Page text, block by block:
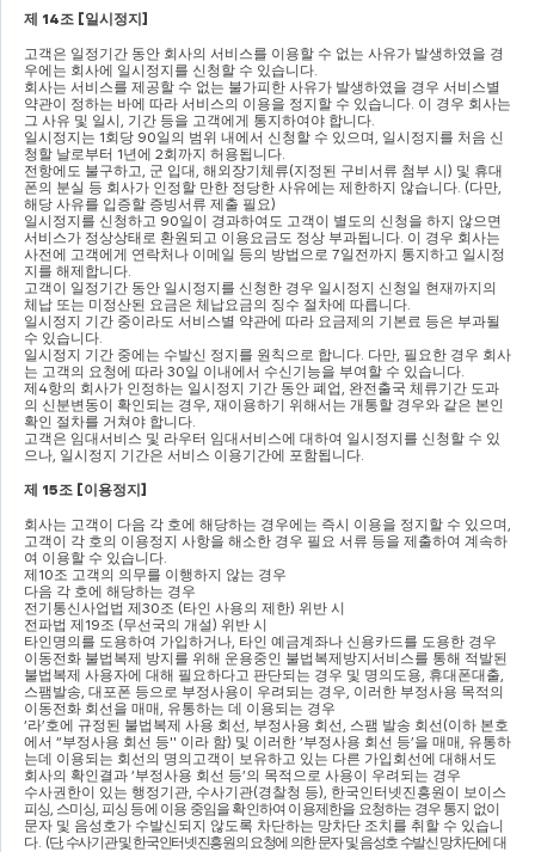
제 14조 [일시정지]
고객은 일정기간 동안 회사의 서비스를 이용할 수 없는 사유가 발생하였을 경
우에는 회사에 일시정지를 신청할 수 있습니다
회사는 서비스를 제공할 수 없는 불가피한 사유가 발생하였을 경우 서비스별
약관이 정하는 바에 따라 서비스의 이용을 정지할 수 있습니다 이 경우 회사는
그 사유 및 일시
기간 등을 고객에게 통지하여야 합니다
일시정지는 1회당 90일의 범위 내에서 신청할 수 있으며 일시정지를 처음 신
청할 날로부터 1년에 2회까지 허용됩니다
전항에도 불구하고
군 입대 해외장기체류(지정된 구비서류 첨부 시) 및 휴대
폰의 분실 등 회사가 인정할 만한 정당한 사유에는 제한하지 않습니다 . (다만
해당 사유를 입증할 증빙서류 제출 필요)
일시정지를 신청하고 90일이 경과하여도 고객이 별도의 신청을 하지 않으면
서비스가 정상상태로 환원되고 이용요금도 정상 부과됩니다 이 경우 회사는
사전에 고객에게 연락처나 이메일 등의 방법으로 7일전까지 통지하고 일시정
지를 해제합니다
고객이 일정기간 동안 일시정지를 신청한 경우 일시정지 신청일 현재까지의
체납 또는 미정산된 요금은 체납요금의 징수 절차에 따릅니다
일시정지 기간 중이라도 서비스별 약관에 따라 요금제의 기본료 등은 부과될
수 있습니다
일시정지 기간 중에는 수발신 정지를 원칙으로 합니다 다만 필요한 경우 회사
는 고객의 요청에 따라 30일 이내에서 수신기능을 부여할 수 있습니다
제4항의 회사가 인정하는 일시정지 기간 동안 폐업 완전출국 체류기간 도과
의 신분변동이 확인되는 경우 재이용하기 위해서는 개통할 경우와 같은 본인
확인 절차를 거쳐야 합니다
고객은 임대서비스 및 라우터 임대서비스에 대하여 일시정지를 신청할 수 있
으나 일시정지 기간은 서비스 이용기간에 포함됩니다
제 15조 [이용정지]
회사는 고객이 다음 각 호에 해당하는 경우에는 즉시 이용을 정지할 수 있으며
고객이 각 호의 이용정지 사항을 해소한 경우 필요 서류 등을 제출하여 계속하
여 이용할 수 있습니다
제10조 고객의 의무를 이행하지 않는 경우
다음 각 호에 해당하는 경우
전기통신사업법 제30조 (타인 사용의 제한) 위반 시
전파법 제19조 (무선국의 개설) 위반 시
타인명의를 도용하여 가입하거나 타인 예금계좌나 신용카드를 도용한 경우
이동전화 불법복제 방지를 위해 운용중인 불법복제방지서비스를 통해 적발된
불법복제 사용자에 대해 필요하다고 판단되는 경우 및 명의도용 휴대폰대출
스팸발송 대포폰 등으로 부정사용이 우려되는 경우 이러한 부정사용 목적의
이동전화 회선을 매매 유통하는 데 이용되는 경우
‘라’호에 규정된 불법복제 사용 회선 부정사용 회선 스팸 발송 회선(이하 본호
에서 “부정사용 회선 등'' 이라 함) 및 이러한 ‘부정사용 회선 등’을 매매 유통하
는데 이용되는 회선의 명의고객이 보유하고 있는 다른 가입회선에 대해서도
회사의 확인결과 ‘부정사용 회선 등’의 목적으로 사용이 우려되는 경우
수사권한이 있는 행정기관 수사기관(경찰청 등), 한국인터넷진흥원이 보이스
피싱 스미싱 피싱 등에 이용 중임을 확인하여 이용제한을 요청하는 경우 통지 없이
문자 및 음성호가 수발신되지 않도록 차단하는 망차단 조치를 취할 수 있습니
다 (단, 수사기관 및 한국인터넷진흥원의 요청에 의한 문자 및 음성호 수발신 망차단에 대